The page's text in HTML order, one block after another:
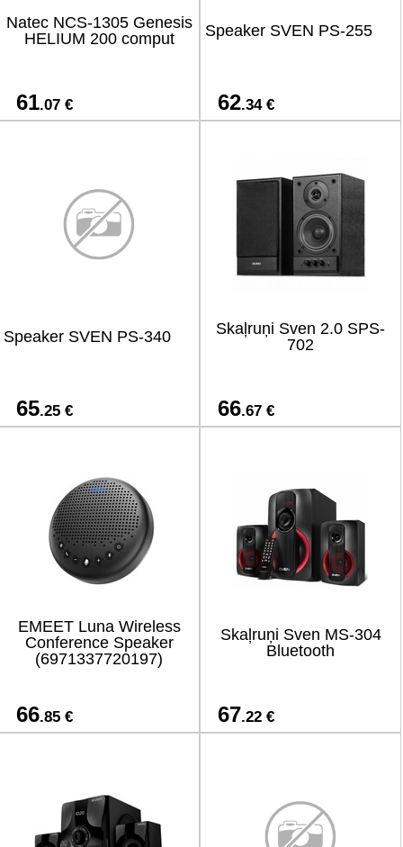
Natec NCS-1305 Genesis
HELIUM 200 comput
61.07 €
Speaker SVEN PS-255
62.34 €
Speaker SVEN PS-340
65.25 €
Skaļruņi Sven 2.0 SPS-
702
66.67 €
EMEET Luna Wireless
Conference Speaker
(6971337720197)
66.85 €
Skaļruņi Sven MS-304
Bluetooth
67.22 €